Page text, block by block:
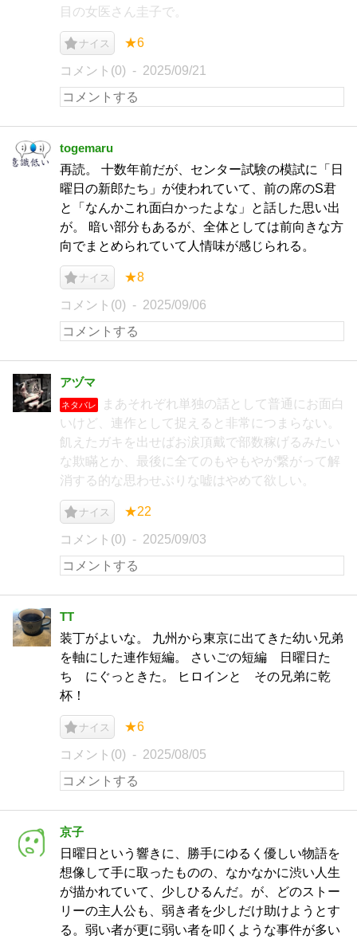
目の女医さん圭子で。
ナイス ★6
コメント(0) 2025/09/21
togemaru
再読。 十数年前だが、センター試験の模試に「日
曜日の新郎たち」が使われていて、前の席のS君
と「なんかこれ面白かったよな」と話した思い出
が。 暗い部分もあるが、全体としては前向きな方
向でまとめられていて人情味が感じられる。
ナイス ★8
コメント(0) 2025/09/06
アヅマ
ネタバレ
まあそれぞれ単独の話として普通にお面白
いけど、連作として捉えると非常につまらない。
飢えたガキを出せばお涙頂戴で部数稼げるみたい
な欺瞞とか、最後に全てのもやもやが繋がって解
消する的な思わせぶりな嘘はやめて欲しい。
ナイス ★22
コメント(0) 2025/09/03
TT
装丁がよいな。 九州から東京に出てきた幼い兄弟
を軸にした連作短編。 さいごの短編 日曜日た
ち にぐっときた。 ヒロインと その兄弟に乾
杯！
ナイス ★6
コメント(0) 2025/08/05
京子
日曜日という響きに、勝手にゆるく優しい物語を
想像して手に取ったものの、なかなかに渋い人生
が描かれていて、少しひるんだ。が、どのストー
リーの主人公も、弱き者を少しだけ助けようとす
る。弱い者が更に弱い者を叩くような事件が多い